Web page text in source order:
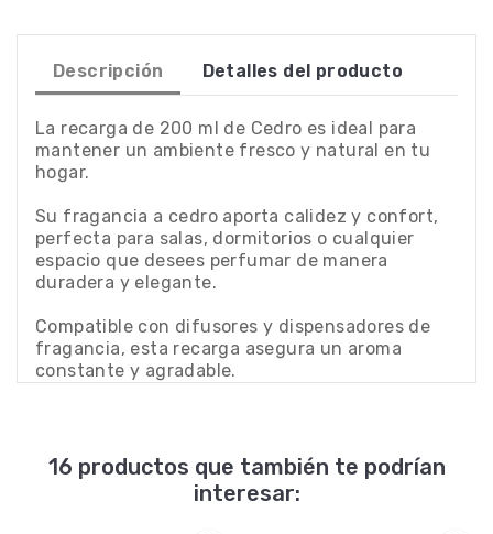
Descripción Detalles del producto
La recarga de 200 ml de Cedro es ideal para
mantener un ambiente fresco y natural en tu
hogar.
Su fragancia a cedro aporta calidez y confort,
perfecta para salas, dormitorios o cualquier
espacio que desees perfumar de manera
duradera y elegante.
Compatible con difusores y dispensadores de
fragancia, esta recarga asegura un aroma
constante y agradable.
16 productos que también te podrían
interesar: